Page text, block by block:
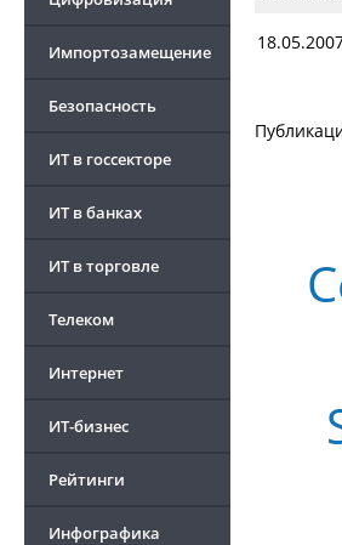
Импортозамещение
Безопасность
ИТ в госсекторе
ИТ в банках
ИТ в торговле
Телеком
Интернет
ИТ-бизнес
Рейтинги
Инфографика